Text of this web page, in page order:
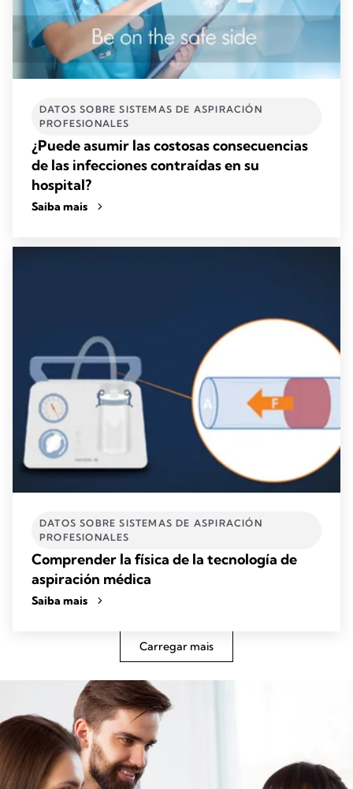
DATOS SOBRE SISTEMAS DE ASPIRACIÓN
PROFESIONALES
¿Puede asumir las costosas consecuencias
de las infecciones contraídas en su
hospital?
Saiba mais
DATOS SOBRE SISTEMAS DE ASPIRACIÓN
PROFESIONALES
Comprender la física de la tecnología de
aspiración médica
Saiba mais
Carregar mais